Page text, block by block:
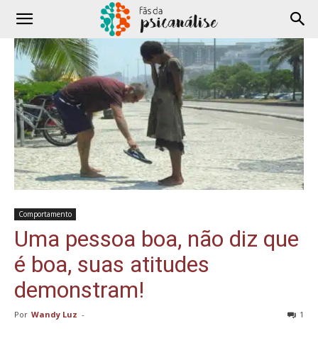
Comportamento
Uma pessoa boa, não diz que
é boa, suas atitudes
demonstram!
Por Wandy Luz - 1